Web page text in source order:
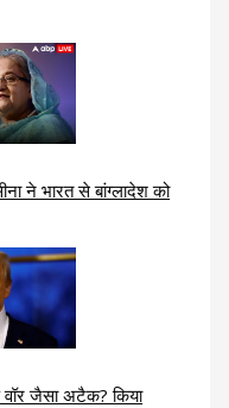
ने भारत से बांग्लादेश को
वॉर जैसा अटैक? किया